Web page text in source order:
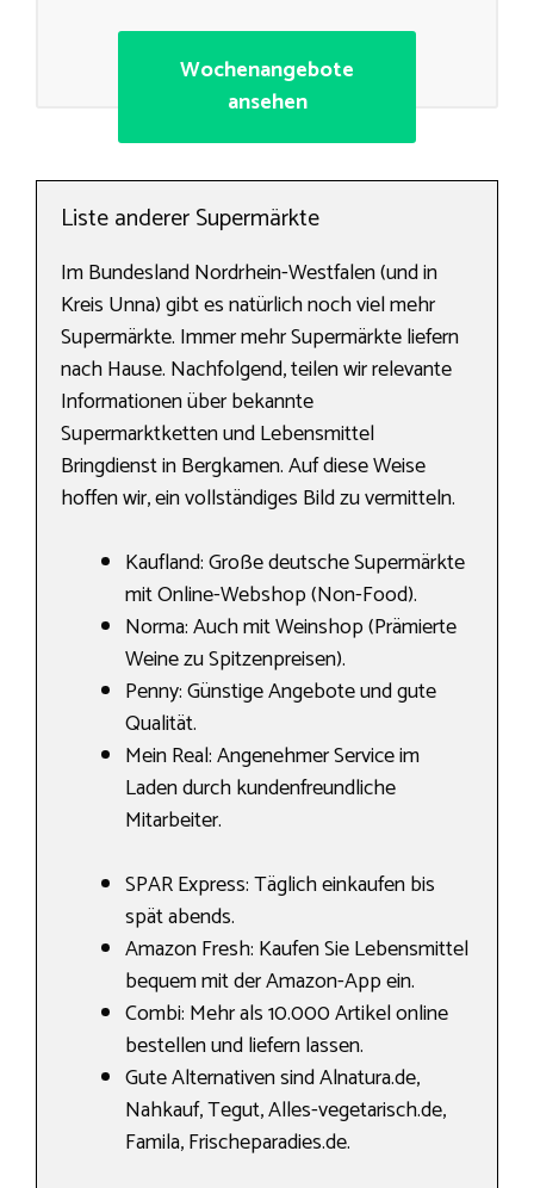
Wochenangebote
ansehen
Liste anderer Supermärkte
Im Bundesland Nordrhein-Westfalen (und in
Kreis Unna) gibt es natürlich noch viel mehr
Supermärkte. Immer mehr Supermärkte liefern
nach Hause. Nachfolgend, teilen wir relevante
Informationen über bekannte
Supermarktketten und Lebensmittel
Bringdienst in Bergkamen. Auf diese Weise
hoffen wir, ein vollständiges Bild zu vermitteln.
Kaufland: Große deutsche Supermärkte
mit Online-Webshop (Non-Food).
Norma: Auch mit Weinshop (Prämierte
Weine zu Spitzenpreisen).
Penny: Günstige Angebote und gute
Qualität.
Mein Real: Angenehmer Service im
Laden durch kundenfreundliche
Mitarbeiter.
SPAR Express: Täglich einkaufen bis
spät abends.
Amazon Fresh: Kaufen Sie Lebensmittel
bequem mit der Amazon-App ein.
Combi: Mehr als 10.000 Artikel online
bestellen und liefern lassen.
Gute Alternativen sind Alnatura.de,
Nahkauf, Tegut, Alles-vegetarisch.de,
Famila, Frischeparadies.de.